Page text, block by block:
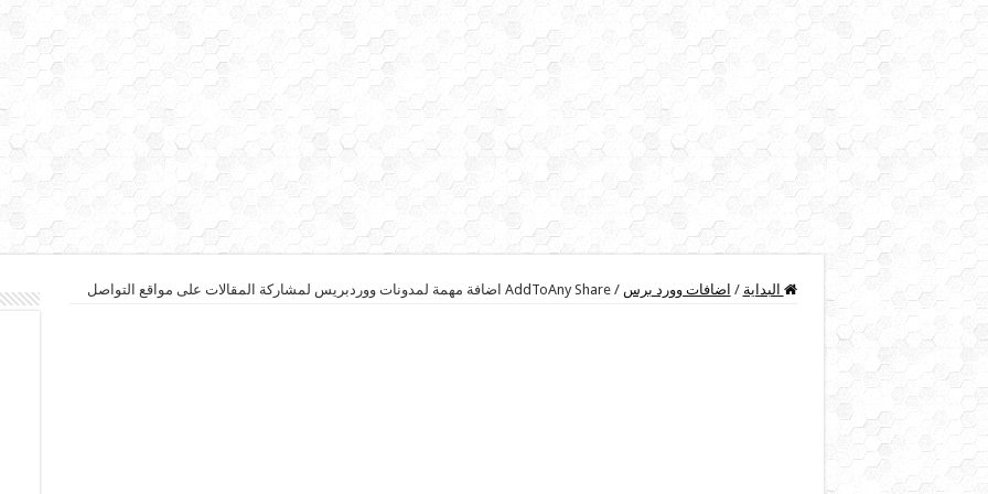
البداية / اضافات وورد برس / AddToAny Share اضافة مهمة لمدونات ووردبريس لمشاركة المقالات على مواقع التواصل